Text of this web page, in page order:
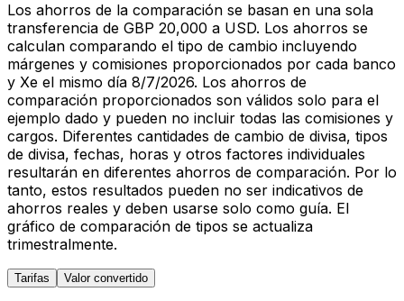
Los ahorros de la comparación se basan en una sola
transferencia de GBP 20,000 a USD. Los ahorros se
calculan comparando el tipo de cambio incluyendo
márgenes y comisiones proporcionados por cada banco
y Xe el mismo día 8/7/2026. Los ahorros de
comparación proporcionados son válidos solo para el
ejemplo dado y pueden no incluir todas las comisiones y
cargos. Diferentes cantidades de cambio de divisa, tipos
de divisa, fechas, horas y otros factores individuales
resultarán en diferentes ahorros de comparación. Por lo
tanto, estos resultados pueden no ser indicativos de
ahorros reales y deben usarse solo como guía. El
gráfico de comparación de tipos se actualiza
trimestralmente.
Tarifas Valor convertido